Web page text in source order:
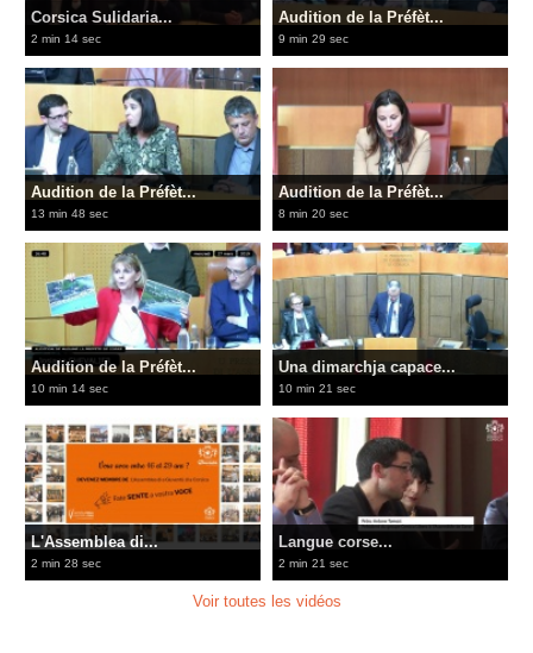
Corsica Sulidaria...
2 min 14 sec
Audition de la Préfèt...
9 min 29 sec
Audition de la Préfèt...
13 min 48 sec
Audition de la Préfèt...
8 min 20 sec
Audition de la Préfèt...
10 min 14 sec
Una dimarchja capace...
10 min 21 sec
L'Assemblea di...
2 min 28 sec
Langue corse...
2 min 21 sec
Voir toutes les vidéos